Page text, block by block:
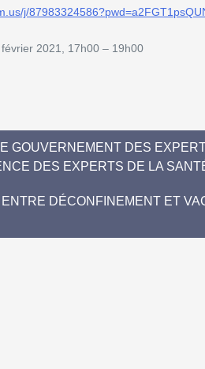
j/
2021, 17h00 – 19h00
GOUVERNEMENT DES
DES EXPERTS DE LA
DÉCONFINEMENT ET